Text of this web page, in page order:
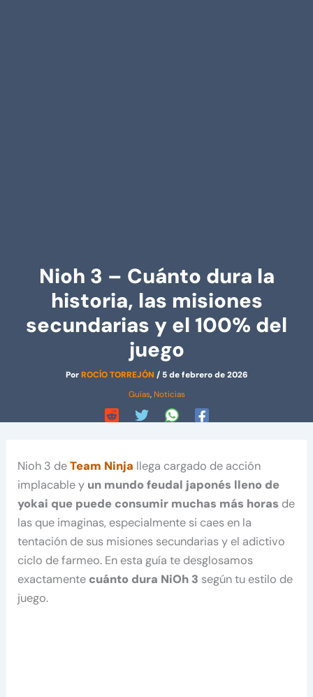
Nioh 3 – Cuánto dura la
historia, las misiones
secundarias y el 100% del
juego
PorROCÍO TORREJÓN / 5 de febrero de 2026
Guías, Noticias
Nioh 3 deTeam Ninja llega cargado de acción
implacable y un mundo feudal japonés lleno de
yokai que puede consumir muchas más horas de
las que imaginas, especialmente si caes en la
tentación de sus misiones secundarias y el adictivo
ciclo de farmeo. En esta guía te desglosamos
exactamente cuánto dura NiOh 3 según tu estilo de
juego.